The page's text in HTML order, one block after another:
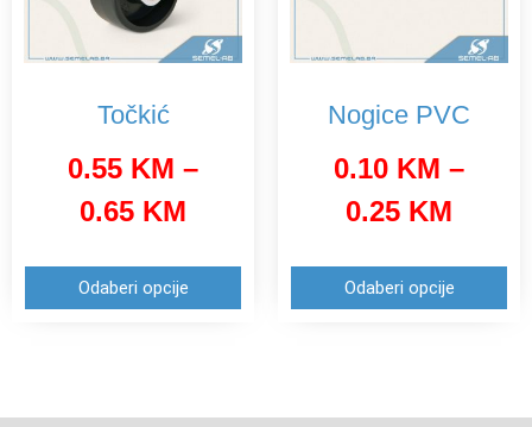
Točkić
0.55 KM –
0.65 KM
Odaberi opcije
Nogice PVC
0.10 KM –
0.25 KM
Odaberi opcije